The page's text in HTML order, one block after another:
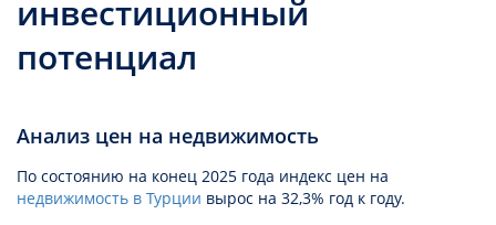
инвестиционный
потенциал
Анализ цен на недвижимость
По состоянию на конец 2025 года индекс цен на
недвижимость в Турции вырос на 32,3% год к году.